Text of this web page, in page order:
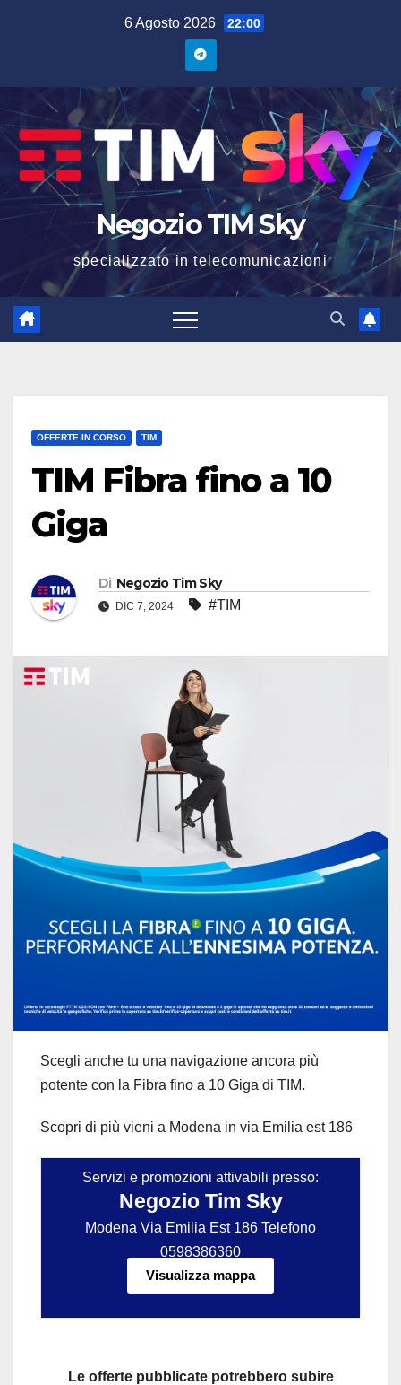
6 Agosto 2026 22:00
Negozio TIM Sky
specializzato in telecomunicazioni
OFFERTE IN CORSO TIM
TIM Fibra fino a 10
Giga
Di Negozio Tim Sky
DIC 7, 2024 #TIM
Scegli anche tu una navigazione ancora più
potente con la Fibra fino a 10 Giga di TIM.
Scopri di più vieni a Modena in via Emilia est 186
Servizi e promozioni attivabili presso:
Negozio Tim Sky
Modena Via Emilia Est 186 Telefono
0598386360
Visualizza mappa
Le offerte pubblicate potrebbero subire